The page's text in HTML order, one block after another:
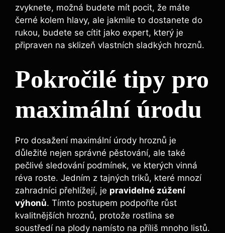
zvyknete, možná budete‍ mít pocit, že máte
černé kolem hlavy, ale jakmile to dostanete do
rukou, budete se cítit jako expert, který je
‍připraven na sklizeň vlastních sladkých hroznů.
Pokročilé tipy pro
maximální úrodu
Pro dosažení maximální úrody ⁤hroznů je
důležité nejen ⁣správné pěstování, ale také‍
pečlivé sledování podmínek, ve kterých vinná
réva roste. Jedním⁣ z tajných triků, které mnozí
zahradníci přehlížejí, je pravidelné zúžení
výhonů. Tímto postupem podpoříte růst
kvalitnějších hroznů, protože rostlina se
soustředí na plody​ namísto na⁢ příliš mnoho listů.